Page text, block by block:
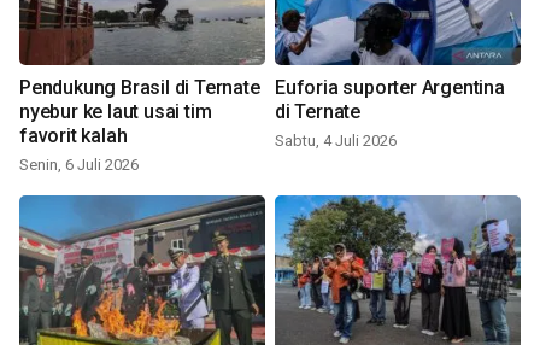
Pendukung Brasil di Ternate
nyebur ke laut usai tim
favorit kalah
Senin, 6 Juli 2026
Euforia suporter Argentina
di Ternate
Sabtu, 4 Juli 2026